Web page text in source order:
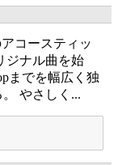
コースティッ
ジナル曲を始
までを幅広く独
やさしく...